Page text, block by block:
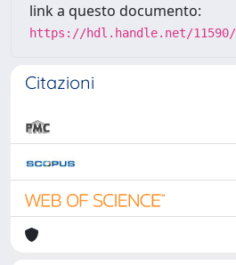
link a questo documento:
https://hdl.handle.net/11590/
Citazioni